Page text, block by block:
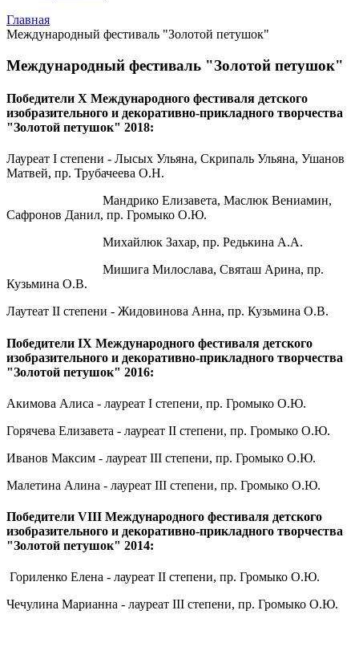
Главная
Международный фестиваль "Золотой петушок"
Международный фестиваль "Золотой петушок"
Победители X Международного фестиваля детского
изобразительного и декоративно-прикладного творчества
"Золотой петушок" 2018:
Лауреат I степени - Лысых Ульяна, Скрипаль Ульяна, Ушанов
Матвей, пр. Трубачеева О.Н.
Мандрико Елизавета, Маслюк Вениамин,
Сафронов Данил, пр. Громыко О.Ю.
Михайлюк Захар, пр. Редькина А.А.
Мишига Милослава, Святаш Арина, пр.
Кузьмина О.В.
Лаутеат II степени - Жидовинова Анна, пр. Кузьмина О.В.
Победители IX Международного фестиваля детского
изобразительного и декоративно-прикладного творчества
"Золотой петушок" 2016:
Акимова Алиса - лауреат I степени, пр. Громыко О.Ю.
Горячева Елизавета - лауреат II степени, пр. Громыко О.Ю.
Иванов Максим - лауреат III степени, пр. Громыко О.Ю.
Малетина Алина - лауреат III степени, пр. Громыко О.Ю.
Победители VIII Международного фестиваля детского
изобразительного и декоративно-прикладного творчества
"Золотой петушок" 2014:
Гориленко Елена - лауреат II степени, пр. Громыко О.Ю.
Чечулина Марианна - лауреат III степени, пр. Громыко О.Ю.